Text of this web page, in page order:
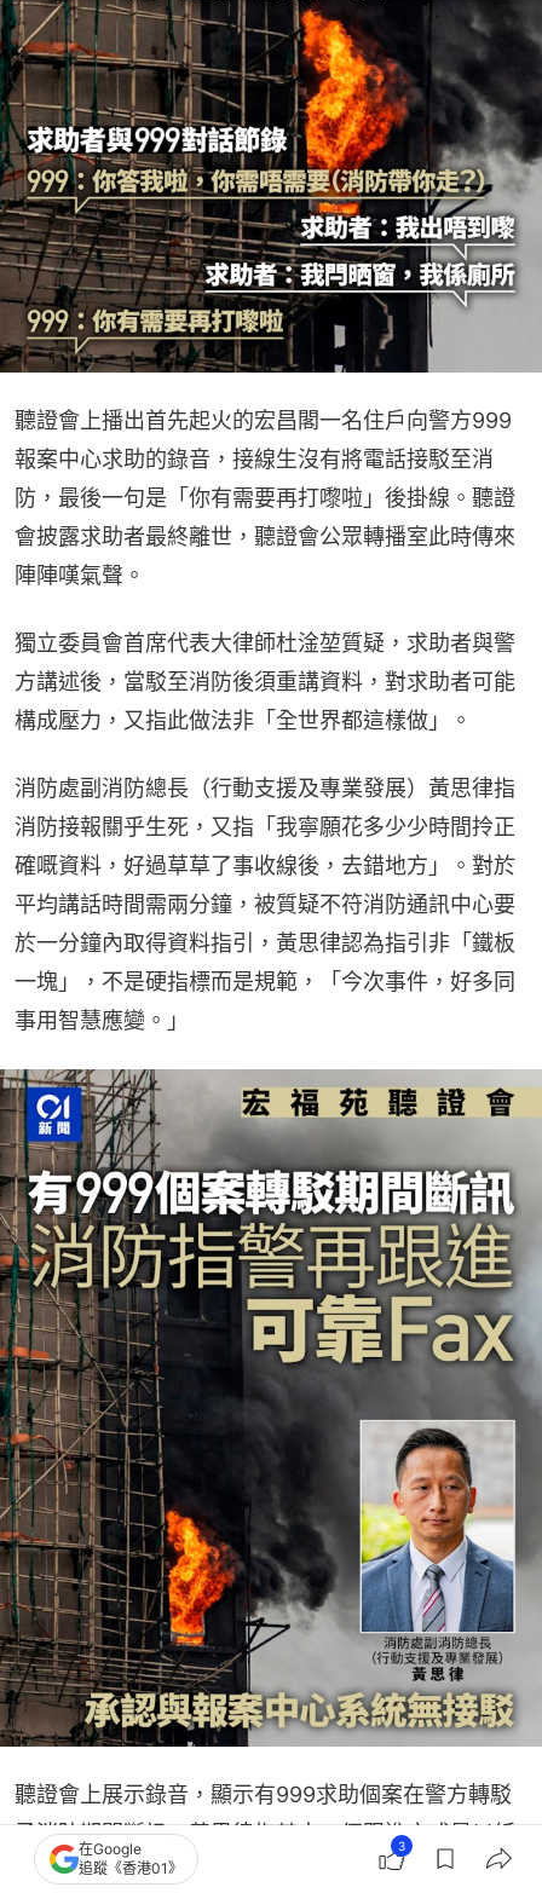
聽證會上播出首先起火的宏昌閣一名住戶向警方999
報案中心求助的錄音，接線生沒有將電話接駁至消
防，最後一句是「你有需要再打嚟啦」後掛線。聽證
會披露求助者最終離世，聽證會公眾轉播室此時傳來
陣陣嘆氣聲。
獨立委員會首席代表大律師杜淦堃質疑，求助者與警
方講述後，當駁至消防後須重講資料，對求助者可能
構成壓力，又指此做法非「全世界都這樣做」。
消防處副消防總長（行動支援及專業發展）黃思律指
消防接報關乎生死，又指「我寧願花多少少時間拎正
確嘅資料，好過草草了事收線後，去錯地方」。對於
平均講話時間需兩分鐘，被質疑不符消防通訊中心要
於一分鐘內取得資料指引，黃思律認為指引非「鐵板
一塊」，不是硬指標而是規範，「今次事件，好多同
事用智慧應變。」
聽證會上展示錄音，顯示有999求助個案在警方轉駁
予消防期間斷訊，黃思律指其中一個跟進方式是以紙
本形式將資料傳真予消防，又確認警方及消防之間的
在Google
追蹤《香港01》
3